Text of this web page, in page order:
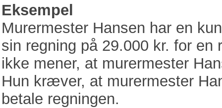
Eksempel
Murermester Hansen har en
sin regning på 29.000 kr. for en
ikke mener, at murermester
Hun kræver, at murermester
betale regningen.